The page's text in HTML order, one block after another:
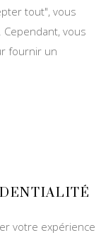
tout", vous
Cependant, vous
fournir un
votre expérience